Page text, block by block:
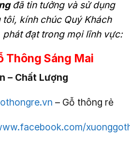
đã tin tưởng và sử dụng
kính chúc Quý Khách
phát đạt trong mọi lĩnh vực:
Thông Sáng Mai
– Chất Lượng
– Gỗ thông rẻ